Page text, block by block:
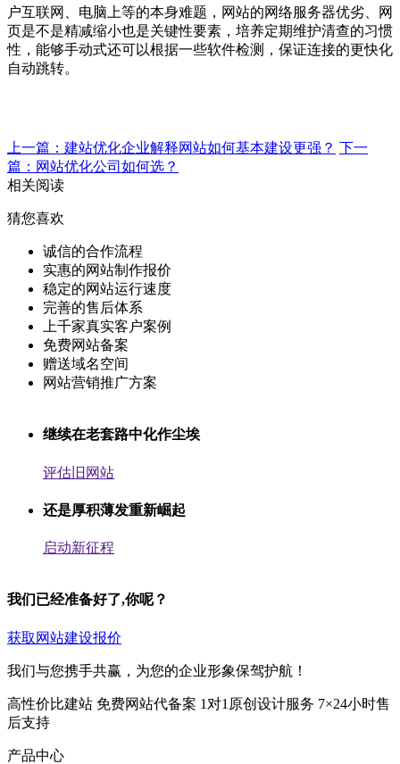
户互联网、电脑上等的本身难题，网站的网络服务器优劣、网
页是不是精减缩小也是关键性要素，培养定期维护清查的习惯
性，能够手动式还可以根据一些软件检测，保证连接的更快化
自动跳转。
上一篇：建站优化企业解释网站如何基本建设更强？ 下一
篇：网站优化公司如何选？
相关阅读
猜您喜欢
诚信的合作流程
实惠的网站制作报价
稳定的网站运行速度
完善的售后体系
上千家真实客户案例
免费网站备案
赠送域名空间
网站营销推广方案
继续在老套路中化作尘埃
评估旧网站
还是厚积薄发重新崛起
启动新征程
我们已经准备好了,你呢？
获取网站建设报价
我们与您携手共赢，为您的企业形象保驾护航！
高性价比建站 免费网站代备案 1对1原创设计服务 7×24小时售
后支持
产品中心